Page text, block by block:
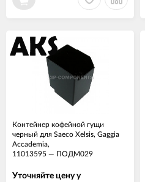
Контейнер кофейной гущи
черный для Saeco Xelsis, Gaggia
Accademia,
11013595 — ПОДМ029
Уточняйте цену у